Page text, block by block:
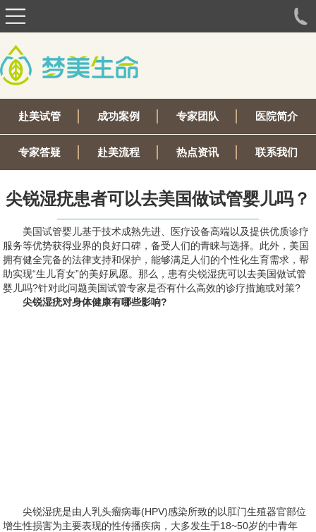
赴美试管 成功案例 专家团队 医院简介
专家答疑 赴美流程 热点资讯 联系我们
尖锐湿疣患者可以去美国做试管婴儿吗？
美国试管婴儿基于技术成熟先进、医疗设备高端以及提供优质诊疗
服务等优势获得业界的良好口碑，备受人们的青睐与选择。此外，美国
拥有健全完备的法律支持和保护，能够满足人们的个性化生育需求，帮
助实现“生儿育女”的美好夙愿。那么，患有尖锐湿疣可以去美国做试管
婴儿吗?针对此问题美国试管专家是否有什么高效的诊疗措施或对策?
尖锐湿疣对身体健康有哪些影响?
尖锐湿疣是由人乳头瘤病毒(HPV)感染所致的以肛门生殖器官部位
增生性损害为主要表现的性传播疾病，大多发生于18~50岁的中青年